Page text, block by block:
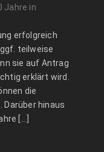
Jahre in
erfolgreich
teilweise
sie auf Antrag
erklärt wird.
die
Darüber hinaus
[…]